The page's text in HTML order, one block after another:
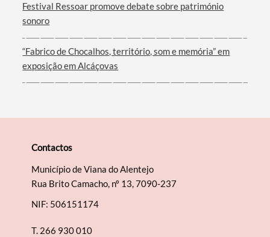
Festival Ressoar promove debate sobre património
sonoro
“Fabrico de Chocalhos, território, som e memória” em
exposição em Alcáçovas
Contactos
Município de Viana do Alentejo
Rua Brito Camacho, nº 13, 7090-237
NIF: 506151174
T. 266 930 010